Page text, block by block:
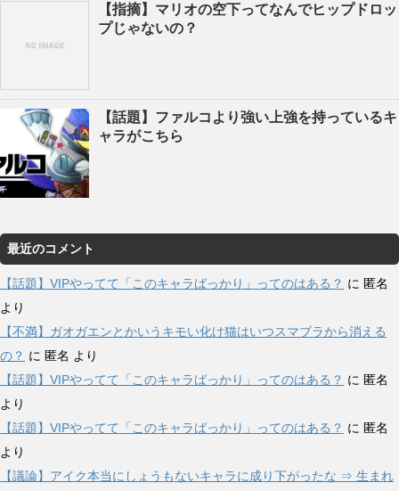
【指摘】マリオの空下ってなんでヒップドロッ
プじゃないの？
【話題】ファルコより強い上強を持っているキ
ャラがこちら
最近のコメント
【話題】VIPやってて「このキャラばっかり」ってのはある？ に 匿名
より
【不満】ガオガエンとかいうキモい化け猫はいつスマブラから消える
の？ に 匿名 より
【話題】VIPやってて「このキャラばっかり」ってのはある？ に 匿名
より
【話題】VIPやってて「このキャラばっかり」ってのはある？ に 匿名
より
【議論】アイク本当にしょうもないキャラに成り下がったな ⇒ 生まれ